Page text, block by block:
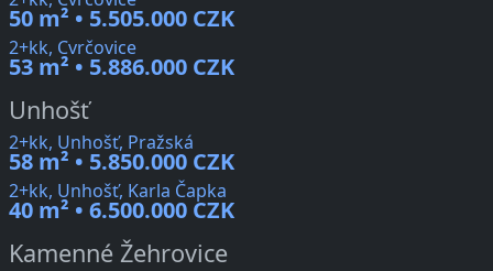
50 m² • 5.505.000 CZK
2+kk, Cvrčovice
53 m² • 5.886.000 CZK
Unhošť
2+kk, Unhošť, Pražská
58 m² • 5.850.000 CZK
2+kk, Unhošť, Karla Čapka
40 m² • 6.500.000 CZK
Kamenné Žehrovice